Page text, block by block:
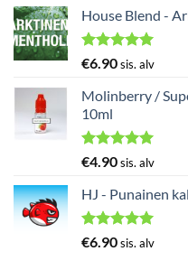
5.00
/ 5
House Blend -
Arvostelu
5.00/ 5
€6.90sis. alv
Molinberry /
10ml
Arvostelu
5.00
/ 5
€4.90sis. alv
HJ - Punainen
Arvostelu
€6.90sis. alv